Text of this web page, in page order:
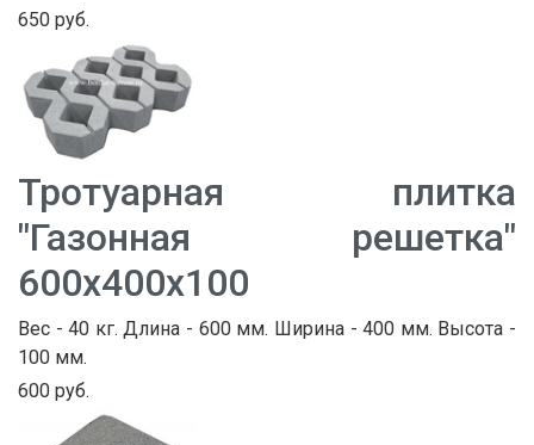
650 руб.
Тротуарная плитка
"Газонная решетка"
600х400х100
Вес - 40 кг. Длина - 600 мм. Ширина - 400 мм. Высота -
100 мм.
600 руб.